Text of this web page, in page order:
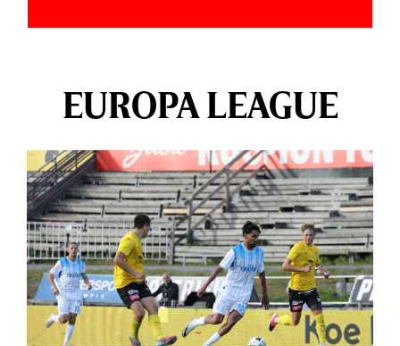
EUROPA LEAGUE